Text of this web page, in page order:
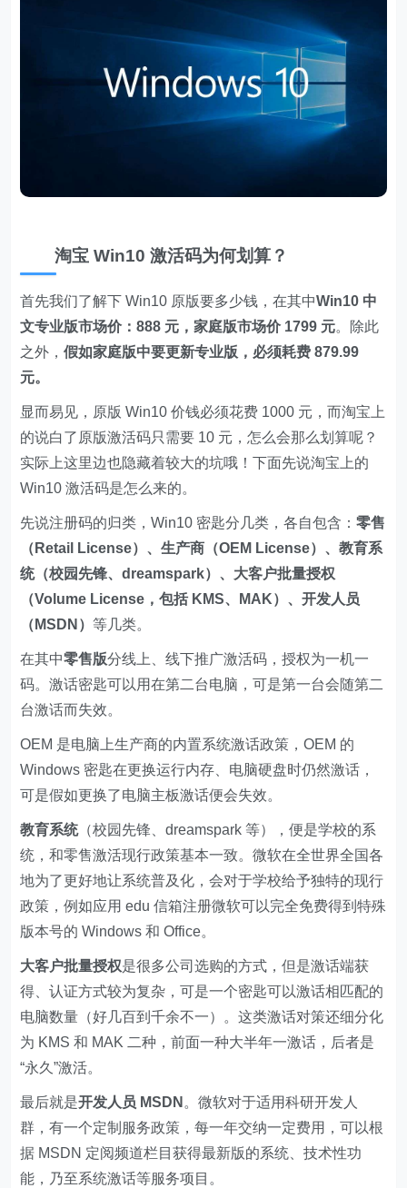
淘宝 Win10 激活码为何划算？
首先我们了解下 Win10 原版要多少钱，在其中Win10 中
文专业版市场价：888 元，家庭版市场价 1799 元。除此
之外，假如家庭版中要更新专业版，必须耗费 879.99
元。
显而易见，原版 Win10 价钱必须花费 1000 元，而淘宝上
的说白了原版激活码只需要 10 元，怎么会那么划算呢？
实际上这里边也隐藏着较大的坑哦！下面先说淘宝上的
Win10 激活码是怎么来的。
先说注册码的归类，Win10 密匙分几类，各自包含：零售
（Retail License）、生产商（OEM License）、教育系
统（校园先锋、dreamspark）、大客户批量授权
（Volume License，包括 KMS、MAK）、开发人员
（MSDN） 等几类。
在其中零售版分线上、线下推广激活码，授权为一机一
码。激话密匙可以用在第二台电脑，可是第一台会随第二
台激话而失效。
OEM 是电脑上生产商的内置系统激话政策，OEM 的
Windows 密匙在更换运行内存、电脑硬盘时仍然激话，
可是假如更换了电脑主板激话便会失效。
教育系统（校园先锋、dreamspark 等），便是学校的系
统，和零售激活现行政策基本一致。微软在全世界全国各
地为了更好地让系统普及化，会对于学校给予独特的现行
政策，例如应用 edu 信箱注册微软可以完全免费得到特殊
版本号的 Windows 和 Office。
大客户批量授权是很多公司选购的方式，但是激话端获
得、认证方式较为复杂，可是一个密匙可以激话相匹配的
电脑数量（好几百到千余不一）。这类激话对策还细分化
为 KMS 和 MAK 二种，前面一种大半年一激话，后者是
“永久”激活。
最后就是开发人员 MSDN 。微软对于适用科研开发人
群，有一个定制服务政策，每一年交纳一定费用，可以根
据 MSDN 定阅频道栏目获得最新版的系统、技术性功
能，乃至系统激话等服务项目。